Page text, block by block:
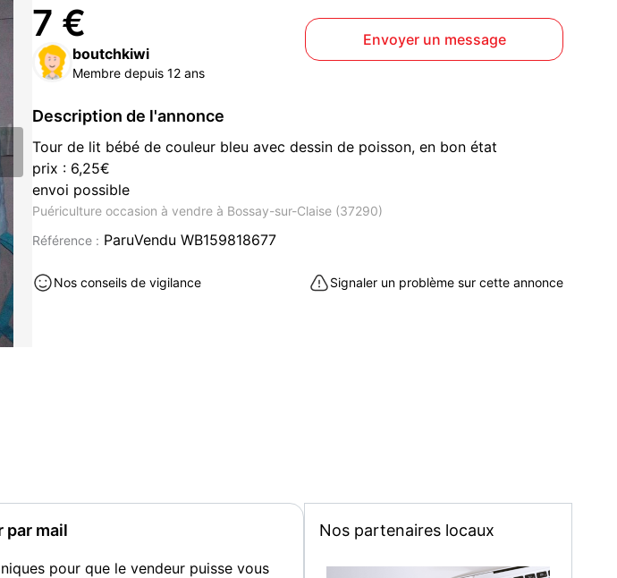
7 €
boutchkiwi
Membre depuis 12 ans
Envoyer un message
Description de l'annonce
Tour de lit bébé de couleur bleu avec dessin de poisson, en bon état
prix : 6,25€
envoi possible
Puériculture occasion à vendre à Bossay-sur-Claise (37290)
Référence : ParuVendu WB159818677
Nos conseils de vigilance Signaler un problème sur cette annonce
par mail
pour que le vendeur puisse vous
Nos partenaires locaux